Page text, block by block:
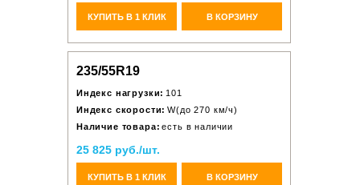
КУПИТЬ В 1 КЛИК В КОРЗИНУ
235/55R19
Индекс нагрузки: 101
Индекс скорости: W(до 270 км/ч)
Наличие товара: есть в наличии
25 825 руб./шт.
КУПИТЬ В 1 КЛИК В КОРЗИНУ